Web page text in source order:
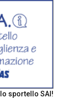
sportello SAI!